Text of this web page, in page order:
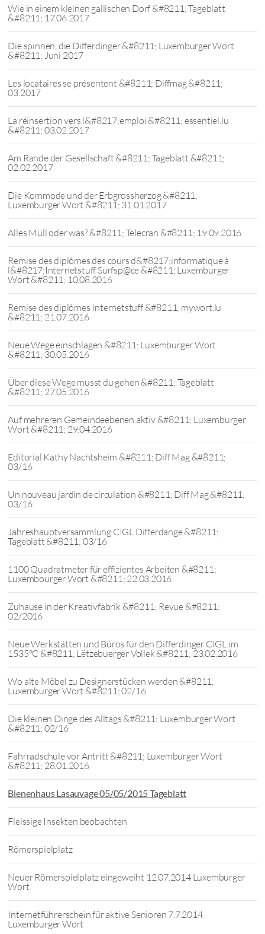
Wie in einem kleinen gallischen Dorf &#8211; Tageblatt
&#8211; 17.06.2017
Die spinnen, die Differdinger &#8211; Luxemburger Wort
&#8211; Juni 2017
Les locataires se présentent &#8211; Diffmag &#8211;
03.2017
La réinsertion vers l&#8217;emploi &#8211; essentiel.lu
&#8211; 03.02.2017
Am Rande der Gesellschaft &#8211; Tageblatt &#8211;
02.02.2017
Die Kommode und der Erbgrossherzog &#8211;
Luxemburger Wort &#8211; 31.01.2017
Alles Müll oder was? &#8211; Telecran &#8211; 19.09.2016
Remise des diplômes des cours d&#8217;informatique à
l&#8217;Internetstuff Surfsp@ce &#8211; Luxemburger
Wort &#8211; 10.08.2016
Remise des diplômes Internetstuff &#8211; mywort.lu
&#8211; 21.07.2016
Neue Wege einschlagen &#8211; Luxemburger Wort
&#8211; 30.05.2016
Über diese Wege musst du gehen &#8211; Tageblatt
&#8211; 27.05.2016
Auf mehreren Gemeindeebenen aktiv &#8211; Luxemburger
Wort &#8211; 29.04.2016
Editorial Kathy Nachtsheim &#8211; Diff Mag &#8211;
03/16
Un nouveau jardin de circulation &#8211; Diff Mag &#8211;
03/16
Jahreshauptversammlung CIGL Differdange &#8211;
Tageblatt &#8211; 03/16
1100 Quadratmeter für effizientes Arbeiten &#8211;
Luxembourger Wort &#8211; 22.03.2016
Zuhause in der Kreativfabrik &#8211; Revue &#8211;
02/2016
Neue Werkstätten und Büros für den Differdinger CIGL im
1535°C &#8211; Lëtzebuerger Vollek &#8211; 23.02.2016
Wo alte Möbel zu Designerstücken werden &#8211;
Luxemburger Wort &#8211; 02/16
Die kleinen Dinge des Alltags &#8211; Luxemburger Wort
&#8211; 02/16
Fahrradschule vor Antritt &#8211; Luxemburger Wort
&#8211; 28.01.2016
Bienenhaus Lasauvage 05/05/2015 Tageblatt
Fleissige Insekten beobachten
Römerspielplatz
Neuer Römerspielplatz eingeweiht 12.07.2014 Luxemburger
Wort
Internetführerschein für aktive Senioren 7.7.2014
Luxemburger Wort